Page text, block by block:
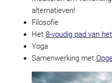
alternatieven!
Filosofie
Het 8-voudig pad van
Yoga
Samenwerking met